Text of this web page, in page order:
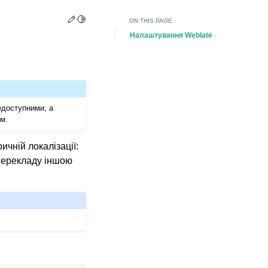
Edit this page
Toggle Light / Dark / Auto color theme
а
локалізації:
іншою
ON THIS PAGE
Налаштування Weblate